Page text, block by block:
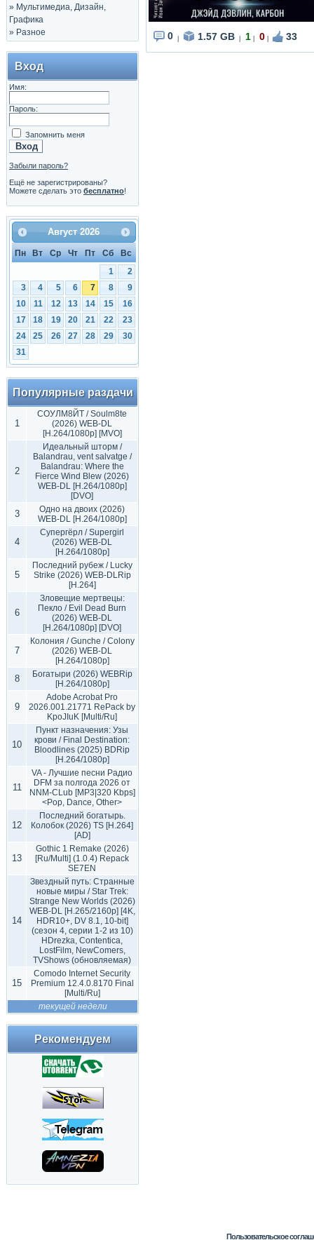
» Мультимедиа, Дизайн,
Графика
» Разное
Вход
Имя:
Пароль:
Запомнить меня
Забыли пароль?
Ещё не зарегистрированы?
Можете сделать это бесплатно!
Август 2026
Пн Вт Ср Чт Пт Сб
Вс
1
2
3
4 5 6 7 8
9
10
11 12 13 14 15
16
17
18 19 20 21 22
23
24
25 26 27 28 29
30
31
Популярные раздачи
1
СОУЛМ8ЙТ / Soulm8te
(2026) WEB-DL
[H.264/1080p] [MVO]
2
Идеальный шторм /
Balandrau, vent salvatge /
Balandrau: Where the
Fierce Wind Blew (2026)
WEB-DL [H.264/1080p]
[DVO]
3
Одно на двоих (2026)
WEB-DL [H.264/1080p]
4
Супергёрл / Supergirl
(2026) WEB-DL
[H.264/1080p]
5
Последний рубеж / Lucky
Strike (2026) WEB-DLRip
[H.264]
6
Зловещие мертвецы:
Пекло / Evil Dead Burn
(2026) WEB-DL
[H.264/1080p] [DVO]
7
Колония / Gunche / Colony
(2026) WEB-DL
[H.264/1080p]
8
Богатыри (2026) WEBRip
[H.264/1080p]
9
Adobe Acrobat Pro
2026.001.21771 RePack by
KpoJIuK [Multi/Ru]
10
Пункт назначения: Узы
крови / Final Destination:
Bloodlines (2025) BDRip
[H.264/1080p]
11
VA - Лучшие песни Радио
DFM за полгода 2026 от
NNM-CLub [MP3|320 Kbps]
<Pop, Dance, Other>
12
Последний богатырь.
Колобок (2026) TS [H.264]
[AD]
13
Gothic 1 Remake (2026)
[Ru/Multi] (1.0.4) Repack
SE7EN
14
Звездный путь: Странные
новые миры / Star Trek:
Strange New Worlds (2026)
WEB-DL [H.265/2160p] [4K,
HDR10+, DV 8.1, 10-bit]
(сезон 4, серии 1-2 из 10)
HDrezka, Contentica,
LostFilm, NewComers,
TVShows (обновляемая)
15
Comodo Internet Security
Premium 12.4.0.8170 Final
[Multi/Ru]
текущей недели
Рекомендуем
0 1.57 GB 1 0 33
Пользовательское